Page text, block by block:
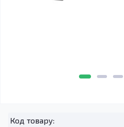
Код товару: